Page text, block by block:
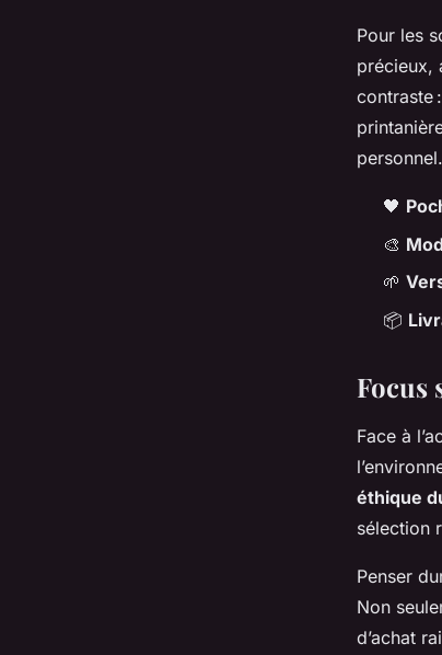
Pour les
précieux,
contraste
personnel.
🖤
🎨
🌱
📦
Focus
Face à
éthique
sélection
Penser
Non
d’achat